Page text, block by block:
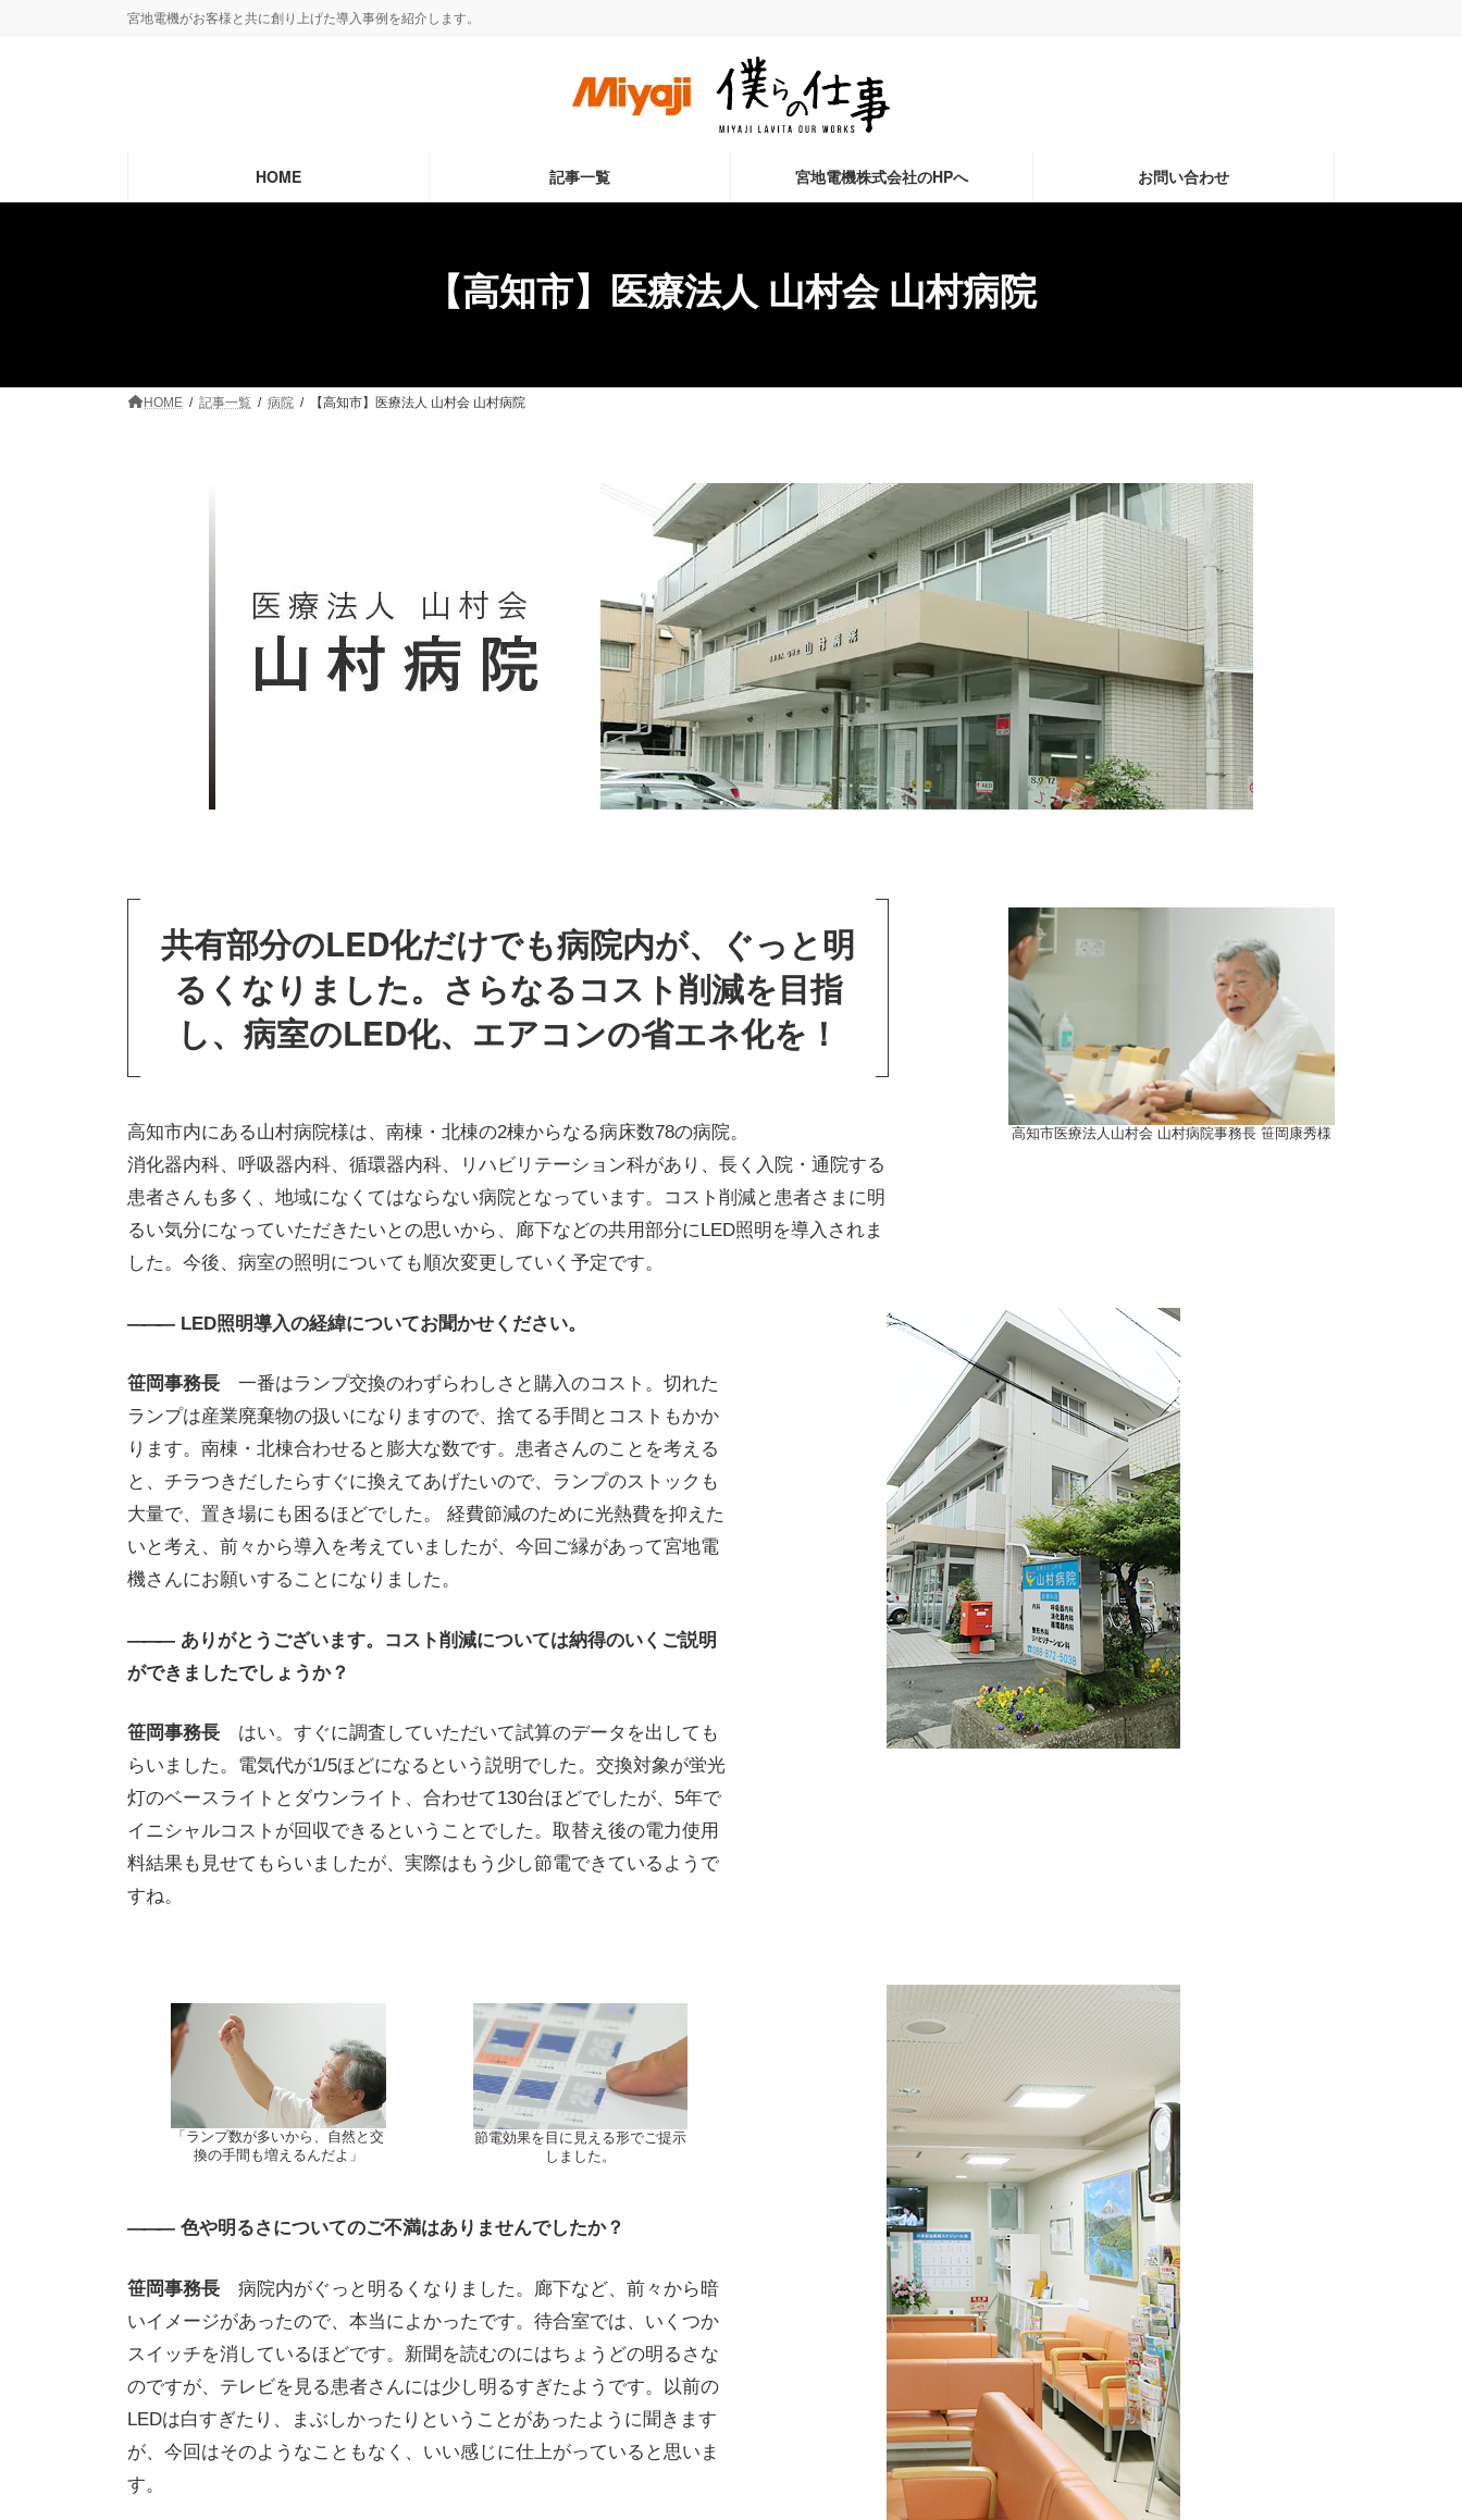
宮地電機がお客様と共に創り上げた導入事例を紹介します。
HOME 記事一覧 宮地電機株式会社のHPへ お問い合わせ
【高知市】医療法人 山村会 山村病院
HOME 記事一覧 病院 【高知市】医療法人 山村会 山村病院
共有部分のLED化だけでも病院内が、ぐっと明
るくなりました。さらなるコスト削減を目指
し、病室のLED化、エアコンの省エネ化を！
高知市内にある山村病院様は、南棟・北棟の2棟からなる病床数78の病院。
消化器内科、呼吸器内科、循環器内科、リハビリテーション科があり、長く入院・通院する
患者さんも多く、地域になくてはならない病院となっています。コスト削減と患者さまに明
るい気分になっていただきたいとの思いから、廊下などの共用部分にLED照明を導入されま
した。今後、病室の照明についても順次変更していく予定です。
高知市医療法人山村会 山村病院事務長 笹岡康秀様
——— LED照明導入の経緯についてお聞かせください。
笹岡事務長
一番はランプ交換のわずらわしさと購入のコスト。切れた
ランプは産業廃棄物の扱いになりますので、捨てる手間とコストもかか
ります。南棟・北棟合わせると膨大な数です。患者さんのことを考える
と、チラつきだしたらすぐに換えてあげたいので、ランプのストックも
大量で、置き場にも困るほどでした。 経費節減のために光熱費を抑えた
いと考え、前々から導入を考えていましたが、今回ご縁があって宮地電
機さんにお願いすることになりました。
——— ありがとうございます。コスト削減については納得のいくご説明
ができましたでしょうか？
笹岡事務長
はい。すぐに調査していただいて試算のデータを出しても
らいました。電気代が1/5ほどになるという説明でした。交換対象が蛍光
灯のベースライトとダウンライト、合わせて130台ほどでしたが、5年で
イニシャルコストが回収できるということでした。取替え後の電力使用
料結果も見せてもらいましたが、実際はもう少し節電できているようで
すね。
「ランプ数が多いから、自然と交
換の手間も増えるんだよ」
節電効果を目に見える形でご提示
しました。
——— 色や明るさについてのご不満はありませんでしたか？
笹岡事務長
病院内がぐっと明るくなりました。廊下など、前々から暗
いイメージがあったので、本当によかったです。待合室では、いくつか
スイッチを消しているほどです。新聞を読むのにはちょうどの明るさな
のですが、テレビを見る患者さんには少し明るすぎたようです。以前の
LEDは白すぎたり、まぶしかったりということがあったように聞きます
が、今回はそのようなこともなく、いい感じに仕上がっていると思いま
す。